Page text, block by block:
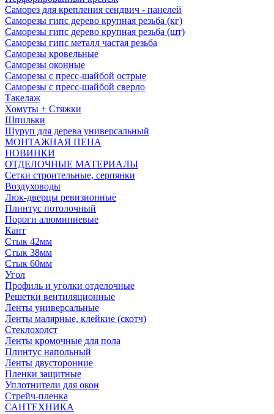
Саморез для крепления сендвич - панелей
Саморезы гипс дерево крупная резьба (кг)
Саморезы гипс дерево крупная резьба (шт)
Саморезы гипс металл частая резьба
Саморезы кровельные
Саморезы оконные
Саморезы с пресс-шайбой острые
Саморезы с пресс-шайбой сверло
Такелаж
Хомуты + Стяжки
Шпильки
Шуруп для дерева универсальный
МОНТАЖНАЯ ПЕНА
НОВИНКИ
ОТДЕЛОЧНЫЕ МАТЕРИАЛЫ
Сетки строительные, серпянки
Воздуховоды
Люк-дверцы ревизионные
Плинтус потолочный
Пороги алюминиевые
Кант
Стык 42мм
Стык 38мм
Стык 60мм
Угол
Профиль и уголки отделочные
Решетки вентиляционные
Ленты универсальные
Ленты малярные, клейкие (скотч)
Стеклохолст
Ленты кромочные для пола
Плинтус напольный
Ленты двусторонние
Пленки защитные
Уплотнители для окон
Стрейч-пленка
САНТЕХНИКА